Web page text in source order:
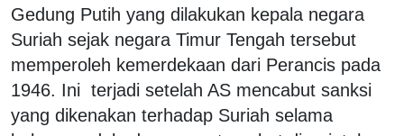
Gedung Putih yang dilakukan kepala negara
Suriah sejak negara Timur Tengah tersebut
memperoleh kemerdekaan dari Perancis pada
1946. Ini terjadi setelah AS mencabut sanksi
yang dikenakan terhadap Suriah selama